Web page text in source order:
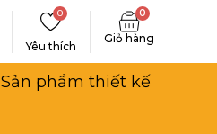
Yêu thích
0 0
Sản phẩm thiết kế